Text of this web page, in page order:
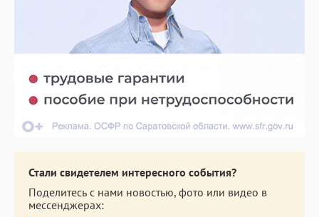
Стали свидетелем интересного события?
Поделитесь с нами новостью, фото или видео в
мессенджерах: